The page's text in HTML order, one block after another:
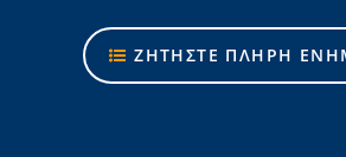
ΖΗΤΗΣΤΕ ΠΛΗΡΗ